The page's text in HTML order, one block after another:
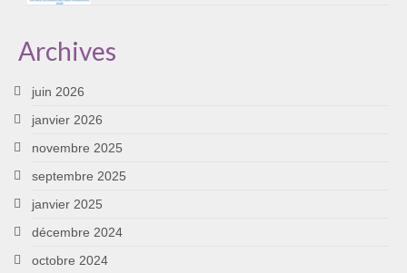
Archives
juin 2026
janvier 2026
novembre 2025
septembre 2025
janvier 2025
décembre 2024
octobre 2024